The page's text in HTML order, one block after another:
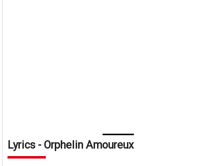
Lyrics - Orphelin Amoureux